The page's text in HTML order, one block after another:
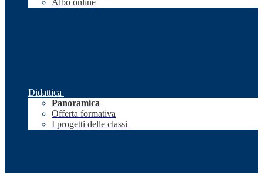
Albo online
Didattica
Panoramica
Offerta formativa
I progetti delle classi